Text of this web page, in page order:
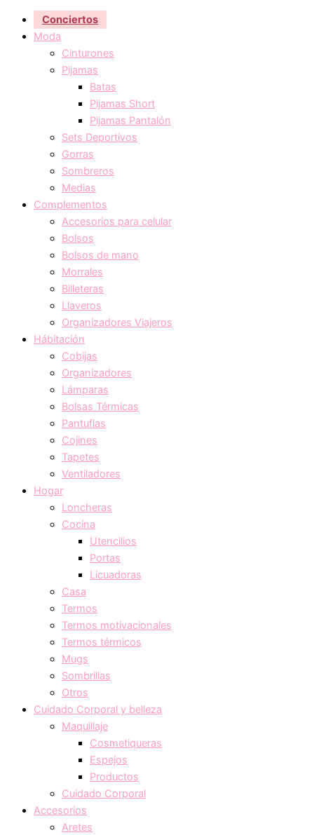
Conciertos
Moda
Cinturones
Pijamas
Batas
Pijamas Short
Pijamas Pantalón
Sets Deportivos
Gorras
Sombreros
Medias
Complementos
Accesorios para celular
Bolsos
Bolsos de mano
Morrales
Billeteras
Llaveros
Organizadores Viajeros
Hábitación
Cobijas
Organizadores
Lámparas
Bolsas Térmicas
Pantuflas
Cojines
Tapetes
Ventiladores
Hogar
Loncheras
Cocina
Utencilios
Portas
Licuadoras
Casa
Termos
Termos motivacionales
Termos térmicos
Mugs
Sombrillas
Otros
Cuidado Corporal y belleza
Maquillaje
Cosmetiqueras
Espejos
Productos
Cuidado Corporal
Accesorios
Aretes